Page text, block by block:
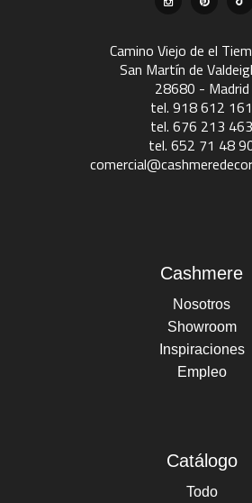
Camino Viejo de el
San Martín de
28680 - Madrid
tel. 918 612 161
tel. 676 213 463
tel. 652 71 48
Cashmere
Nosotros
Showroom
Inspiraciones
Empleo
Catálogo
Todo